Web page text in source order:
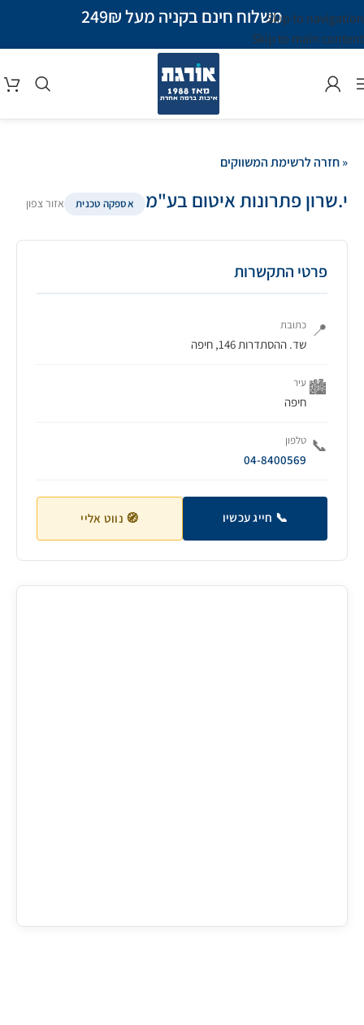
Skip to navigation
Skip to main content
משלוח חינם בקניה מעל 249₪
« חזרה לרשימת המשווקים
י.שרון פתרונות איטום בע"מ אספקה טכנית אזור צפון
פרטי התקשרות
📍 כתובת
שד. ההסתדרות 146, חיפה
🏙️ עיר
חיפה
📞 טלפון
04-8400569
📞 חייג עכשיו 🧭 נווט אליי